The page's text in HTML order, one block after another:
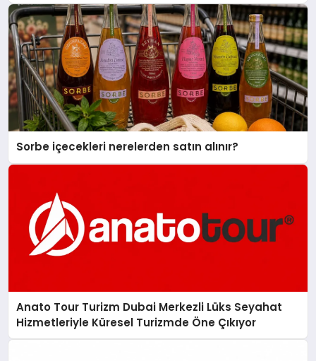
Sorbe içecekleri nerelerden satın alınır?
Anato Tour Turizm Dubai Merkezli Lüks Seyahat
Hizmetleriyle Küresel Turizmde Öne Çıkıyor